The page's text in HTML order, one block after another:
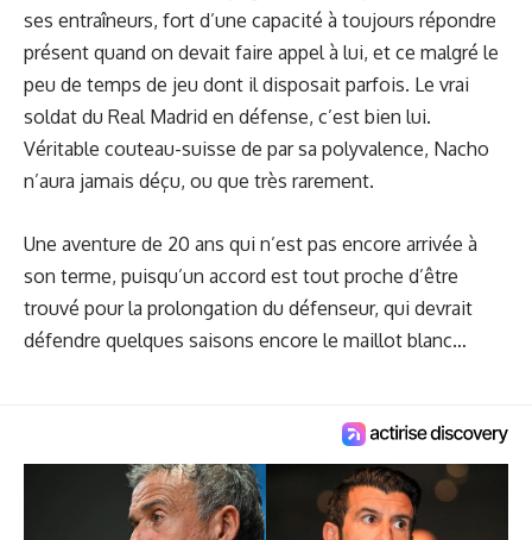
ses entraîneurs, fort d’une capacité à toujours répondre
présent quand on devait faire appel à lui, et ce malgré le
peu de temps de jeu dont il disposait parfois. Le vrai
soldat du Real Madrid en défense, c’est bien lui.
Véritable couteau-suisse de par sa polyvalence, Nacho
n’aura jamais déçu, ou que très rarement.
Une aventure de 20 ans qui n’est pas encore arrivée à
son terme, puisqu’un accord est tout proche d’être
trouvé pourla prolongation du défenseur, qui devrait
défendre quelques saisons encore le maillot blanc…